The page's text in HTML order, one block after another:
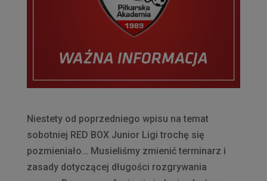
Niestety od poprzedniego wpisu na temat
sobotniej RED BOX Junior Ligi trochę się
pozmieniało… Musieliśmy zmienić terminarz i
zasady dotyczącej długości rozgrywania